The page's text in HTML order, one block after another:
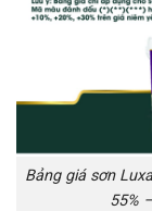
Bảng giá sơn
55%